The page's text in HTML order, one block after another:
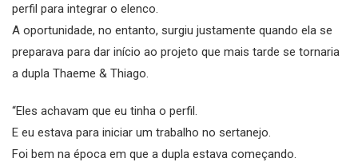
perfil para integrar o elenco.
A oportunidade, no entanto, surgiu justamente quando ela se
preparava para dar início ao projeto que mais tarde se tornaria
a dupla Thaeme & Thiago.
“Eles achavam que eu tinha o perfil.
E eu estava para iniciar um trabalho no sertanejo.
Foi bem na época em que a dupla estava começando.